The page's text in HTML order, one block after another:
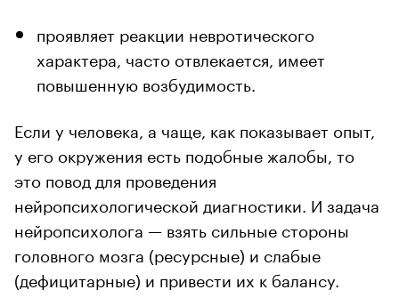
проявляет реакции невротического
характера, часто отвлекается, имеет
повышенную возбудимость.
Если у человека, а чаще, как показывает опыт,
у его окружения есть подобные жалобы, то
это повод для проведения
нейропсихологической диагностики. И задача
нейропсихолога — взять сильные стороны
головного мозга (ресурсные) и слабые
(дефицитарные) и привести их к балансу.